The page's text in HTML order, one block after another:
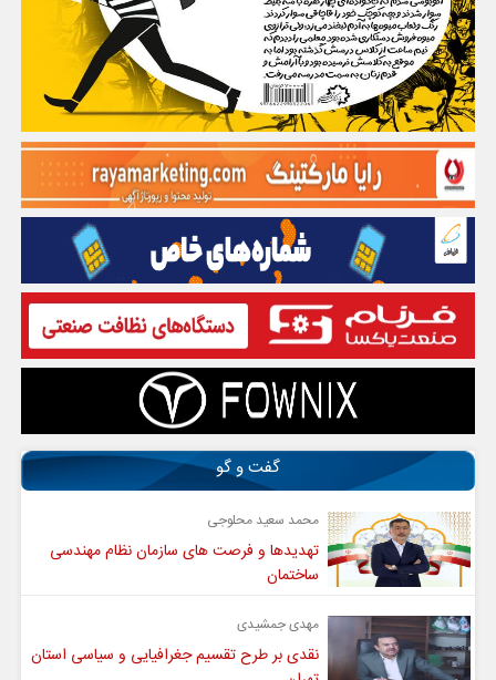
گفت و گو
محمد سعید محلوجی
تهدیدها و فرصت های سازمان نظام مهندسی
ساختمان
مهدی جمشیدی
نقدی بر طرح تقسیم جغرافیایی و سیاسی استان